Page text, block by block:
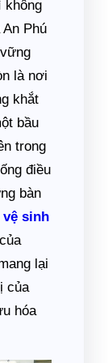
không
Phú
là nơi
khắt
bầu
trong
điều
bàn
vệ sinh
của
lại
của
hóa